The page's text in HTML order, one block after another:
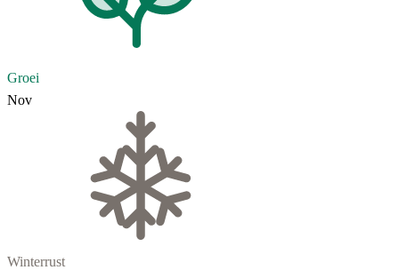
Groei
Nov
Winterrust